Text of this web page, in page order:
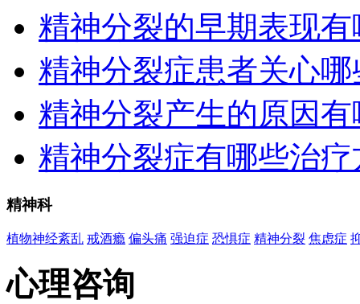
精神分裂的早期表现
精神分裂症患者关心
精神分裂产生的原因有
精神分裂症有哪些治疗
精神科
植物神经紊乱 戒酒瘾 偏头痛 强迫症 恐惧症 精神分裂 焦虑症
心理咨询